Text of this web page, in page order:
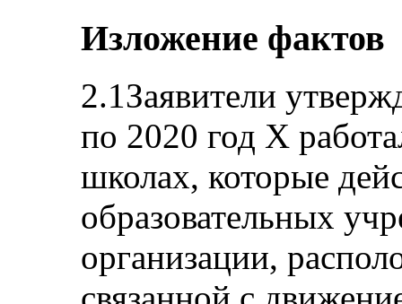
Изложение фактов
2.1Заявители
по 2020 год Х
школах, которые
образовательных
организации,